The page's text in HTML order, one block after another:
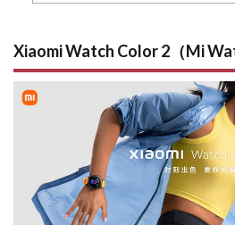
Xiaomi Watch Color 2（Mi